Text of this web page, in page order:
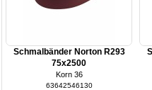
Schmalbänder Norton R293
75x2500
Korn 36
63642546130